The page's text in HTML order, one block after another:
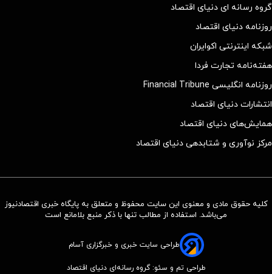
گروه رسانه ای دنیای اقتصاد
روزنامه دنیای اقتصاد
شبکه اینترنتی اکوایران
هفته‌نامه تجارت فردا
روزنامه انگلیسی Financial Tribune
انتشارات دنیای اقتصاد
همایش‌های دنیای اقتصاد
مرکز نوآوری و شتابدهی دنیای اقتصاد
کلیه حقوق مادی و معنوی این سایت محفوظ و متعلق به پایگاه خبری اقتصادنیوز
می‌باشد. استفاده از مطالب تنها با ذکر منبع بلامانع است
طراحی سایت خبری و خبرگزاری آسام
طراحی تم و سئو: گروه رسانه‌ای دنیای اقتصاد